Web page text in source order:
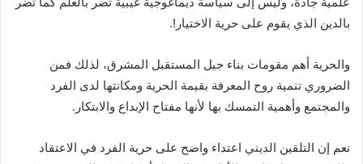
بالدين الذي يقوم على حرية الاختيار!.
والحرية أهم مقومات بناء جيل المستقبل المشرق، لذلك فمن
الضروري تنمية روح المعرفة بقيمة الحرية ومكانتها لدى الفرد
والمجتمع وأهمية التمسك بها لأنها مفتاح الإبداع والابتكار.
نعم إن التلقين الديني اعتداء واضح على حرية الفرد في الاعتقاد